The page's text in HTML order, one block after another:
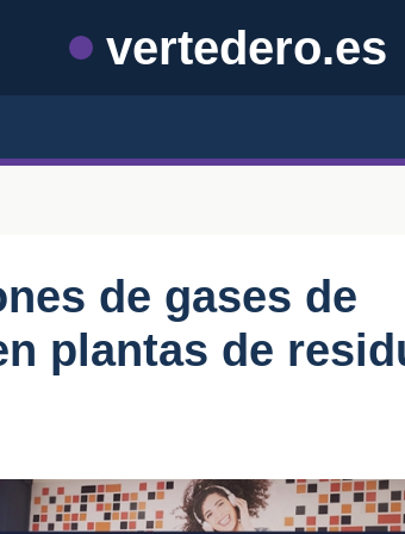
vertedero.es
de gases de
plantas de